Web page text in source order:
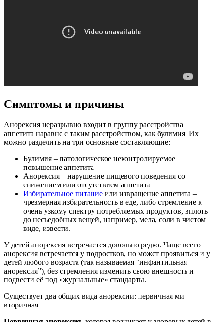
Симптомы и причины
Анорексия неразрывно входит в группу расстройства
аппетита наравне с таким расстройством, как булимия. Их
можно разделить на три основные составляющие:
Булимия – патологическое неконтролируемое
повышение аппетита
Анорексия – нарушение пищевого поведения со
снижением или отсутствием аппетита
Избирательное питание или извращение аппетита –
чрезмерная избирательность в еде, либо стремление к
очень узкому спектру потребляемых продуктов, вплоть
до несъедобных вещей, например, мела, соли в чистом
виде, извести.
У детей анорексия встречается довольно редко. Чаще всего
анорексия встречается у подростков, но может проявиться и у
детей любого возраста (так называемая “инфантильная
анорексия”), без стремления изменить свою внешность и
подвести её под «журнальные» стандарты.
Существует два общих вида анорексии: первичная ми
вторичная.